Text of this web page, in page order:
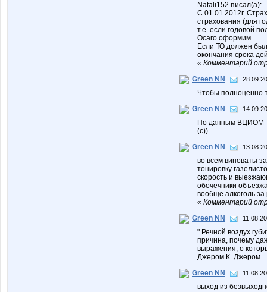
Natali152 писал(а):
С 01.01.2012г.
страхования (для
т.е. если годовой
Осаго оформим.
Если ТО должен
окончания срока
« Комментарий
Green NN
Чтобы полноценно
Green NN
По данным ВЦИОМ
(c))
Green NN
во всем виноваты
тонировку
скорость и
обочечники
вообще алкоголь
« Комментарий
Green NN
" Речной воздух
причина, почему
выражения, о
Джером К. Джером
Green NN
выход из